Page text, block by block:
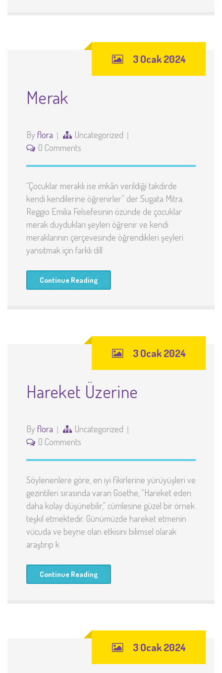
3 Ocak 2024
Merak
By flora
Uncategorized
0 Comments
“Çocuklar meraklı ise imkân verildiği takdirde
kendi kendilerine öğrenirler” der Sugata Mitra.
Reggio Emilia Felsefesinin özünde de çocuklar
merak duydukları şeyleri öğrenir ve kendi
meraklarının çerçevesinde öğrendikleri şeyleri
yansıtmak için farklı dill
Continue Reading
3 Ocak 2024
Hareket Üzerine
By flora
Uncategorized
0 Comments
Söylenenlere göre, en iyi fikirlerine yürüyüşleri ve
gezintileri sırasında varan Goethe, “Hareket eden
daha kolay düşünebilir,” cümlesine güzel bir örnek
teşkil etmektedir. Günümüzde hareket etmenin
vücuda ve beyne olan etkisini bilimsel olarak
araştırıp k
Continue Reading
3 Ocak 2024